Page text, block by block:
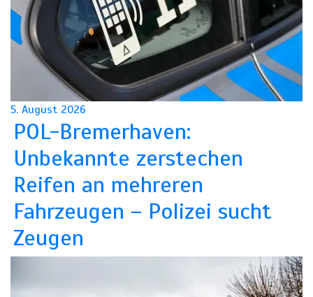
5. August 2026
POL-Bremerhaven:
Unbekannte zerstechen
Reifen an mehreren
Fahrzeugen – Polizei sucht
Zeugen